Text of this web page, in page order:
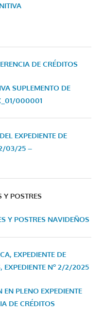
DE CRÉDITOS
SUPLEMENTO DE
000001
EXPEDIENTE DE
2/03/25 –
Y POSTRES
Y POSTRES NAVIDEÑOS
EXPEDIENTE DE
EXPEDIENTE Nº 2/2/2025
PLENO EXPEDIENTE
DE CRÉDITOS